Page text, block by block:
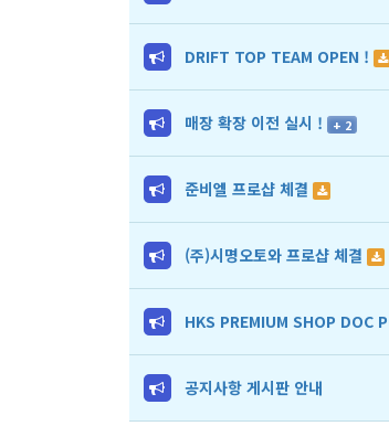
DRIFT TOP TEAM OPEN !
매장 확장 이전 실시 ! + 2
준비엘 프로샵 체결
(주)시명오토와 프로샵 체결
HKS PREMIUM SHOP DOC
공지사항 게시판 안내